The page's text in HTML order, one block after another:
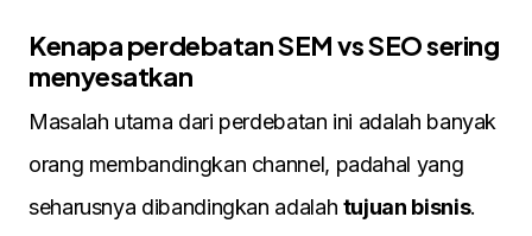
Kenapa perdebatan SEM vs SEO sering
menyesatkan
Masalah utama dari perdebatan ini adalah banyak
orang membandingkan channel, padahal yang
seharusnya dibandingkan adalah tujuan bisnis.